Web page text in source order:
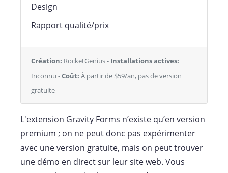
Design
Rapport qualité/prix
Création: RocketGenius - Installations actives:
Inconnu -Coût: À partir de $59/an, pas de version
gratuite
L'extension Gravity Forms n’existe qu’en version
premium ; on ne peut donc pas expérimenter
avec une version gratuite, mais on peut trouver
une démo en direct sur leur site web. Vous